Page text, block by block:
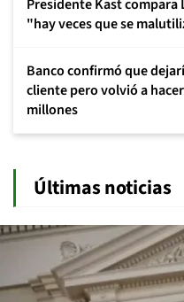
Presidente Kast compara
"hay veces que se
Banco confirmó que
cliente pero volvió a
millones
Últimas noticias